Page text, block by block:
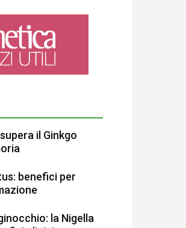
il Ginkgo
benefici per
la Nigella